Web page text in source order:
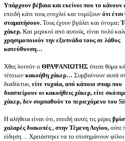
Υπάρχουν βέβαια και εκείνοι που το κάνουν
επειδή κάτι τους ενοχλεί και νομίζουν ότι
σταματήσουν. Τους έχουν βγάλει και όνομα:
χάκερ. Και μερικοί από αυτούς, είναι πολύ
χρησιμοποιούν την εξυπνάδα τους σε λάθος
κατεύθυνση…
Χθες λοιπόν ο ΘΡΑΨΑΝΙΩΤΗΣ έπεσε θύμα
τέτοιων κακοήθη χάκερ… Συμβαίνουν αυτά
διαδίκτυο, είτε τυχαία, από κάποιο σπαμ που
διασπείρουν οι κακοήθεις χάκερ, είτε
χάκερ, δεν συμπαθούν το περιεχόμενο του
Η αλήθεια είναι ότι, επειδή αυτές τις μέρες
χαλαρές διακοπές , στην Τέμενη Αιγίου, ούτε
είδηση… Χρειάστηκε να το επισημάνουν